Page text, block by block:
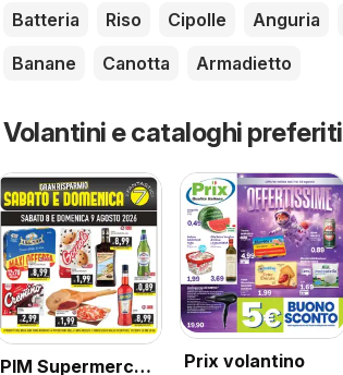
Batteria
Riso Cipolle Anguria
Banane
Canotta Armadietto
Volantini e cataloghi preferiti
PIM Supermercati Prix volantino